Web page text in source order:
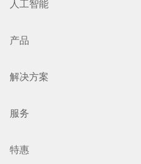
人工智能
产品
解决方案
服务
特惠